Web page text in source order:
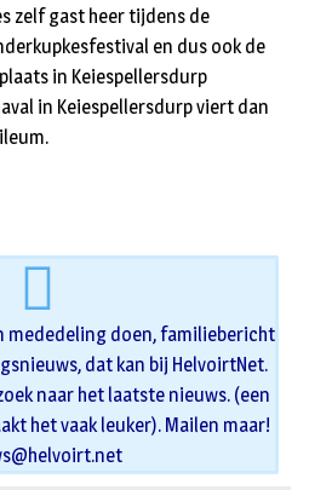
zelf gast heer tijdens de
en dus ook de
in Keiespellersdurp
in Keiespellersdurp viert dan
mededeling doen, familiebericht
dat kan bij HelvoirtNet.
naar het laatste nieuws. (een
het vaak leuker). Mailen maar!